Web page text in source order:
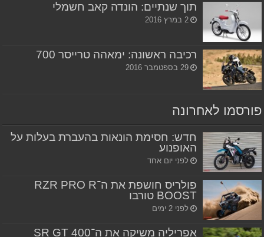
תוך שנתיים: הונדה קאב חשמלי
2 במרץ 2016
רכיבה ראשונה: ימאהה טרייסר 700
29 בספטמבר 2016
פורסמו לאחרונה
חדש: חסימת הונאות בהעברת בעלות על
האופנוע
לפני יום אחד
פולריס חושפת את ה־RZR PRO R
BOOST טורבו
לפני 2 ימים
אפריליה משיקה את ה־SR GT 400